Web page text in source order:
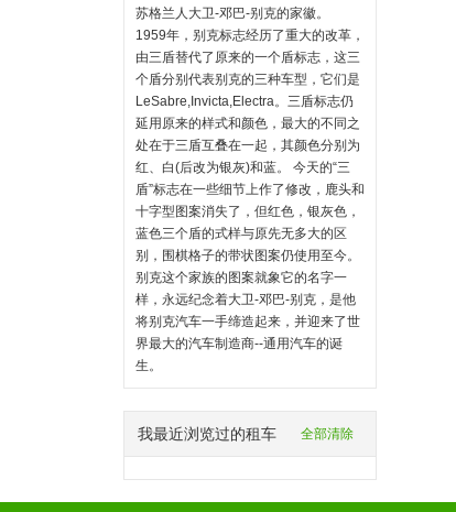
苏格兰人大卫-邓巴-别克的家徽。
1959年，别克标志经历了重大的改革，
由三盾替代了原来的一个盾标志，这三
个盾分别代表别克的三种车型，它们是
LeSabre,Invicta,Electra。三盾标志仍
延用原来的样式和颜色，最大的不同之
处在于三盾互叠在一起，其颜色分别为
红、白(后改为银灰)和蓝。 今天的“三
盾”标志在一些细节上作了修改，鹿头和
十字型图案消失了，但红色，银灰色，
蓝色三个盾的式样与原先无多大的区
别，围棋格子的带状图案仍使用至今。
别克这个家族的图案就象它的名字一
样，永远纪念着大卫-邓巴-别克，是他
将别克汽车一手缔造起来，并迎来了世
界最大的汽车制造商--通用汽车的诞
生。
全部清除
我最近浏览过的租车